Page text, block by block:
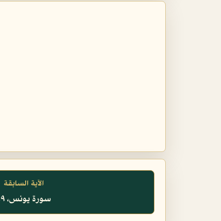
الآية السابقة
سورة يونس، ٩٩